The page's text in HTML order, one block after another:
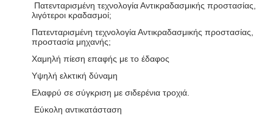
Πατενταρισμένη τεχνολογία Αντικραδασμικής προστασίας,
λιγότεροι κραδασμοί;
Πατενταρισμένη τεχνολογία Αντικραδασμικής προστασίας,
προστασία μηχανής;
Χαμηλή πίεση επαφής με το έδαφος
Υψηλή ελκτική δύναμη
Ελαφρύ σε σύγκριση με σιδερένια τροχιά.
Εύκολη αντικατάσταση